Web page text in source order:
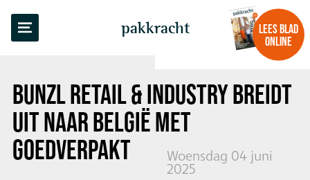
pakkracht
LEES BLAD
ONLINE
BUNZL RETAIL & INDUSTRY BREIDT
UIT NAAR BELGIË MET
GOEDVERPAKT
Woensdag 04 juni
2025
TERUG NAAR OVERZICHT